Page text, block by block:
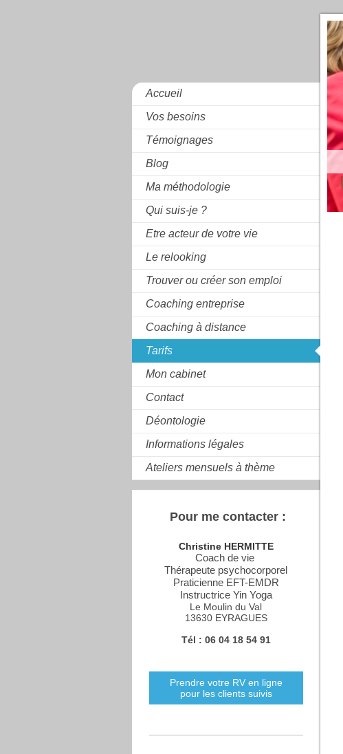
Accueil
Vos besoins
Témoignages
Blog
Ma méthodologie
Qui suis-je ?
Etre acteur de votre vie
Le relooking
Trouver ou créer son emploi
Coaching entreprise
Coaching à distance
Tarifs
Mon cabinet
Contact
Déontologie
Informations légales
Ateliers mensuels à thème
Pour me contacter :
Christine HERMITTE
Coach de vie
Thérapeute psychocorporel
Praticienne EFT-EMDR
Instructrice Yin Yoga
Le Moulin du Val
13630 EYRAGUES
Tél : 06 04 18 54 91
Prendre votre RV en ligne
pour les clients suivis